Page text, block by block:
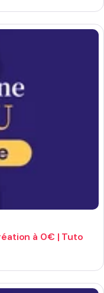
à 0€ | Tuto